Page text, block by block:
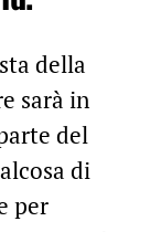
della
sarà in
del
di
per